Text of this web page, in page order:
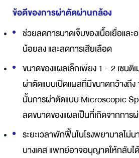
ข้อดีของการผ่าตัดผ่านกล้อง
ช่วยลดการบาดเจ็บของเนื้อเยื่อและ
น้อยลง และลดการเสียเลือด
ขนาดของแผลเล็กเพียง 1 - 2 เซนติ
ผ่าตัดแบบเปิดแผลที่มีขนาดกว้างถึง
นั้นการผ่าตัดแบบ Microscopic
ลดขนาดของแผลเป็นที่เกิดจากการ
ระยะเวลาพักฟื้นในโรงพยาบาลไม่
บางเคส แพทย์อาจอนุญาตให้กลับ